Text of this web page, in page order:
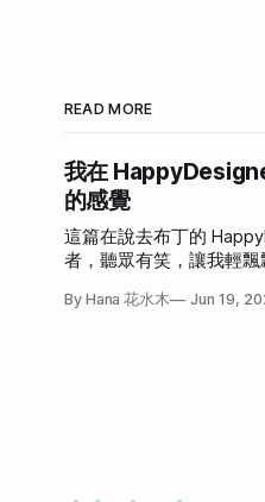
READ MORE
我在
的感覺
這篇在說去布丁的
者，聽眾有笑，讓我輕飄
By Hana 花水木 Jun 19,